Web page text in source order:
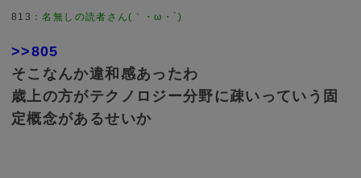
813 ：名無しの読者さん(｀・ω・´)
>>805
そこなんか違和感あったわ
歳上の方がテクノロジー分野に疎いっていう固
定概念があるせいか